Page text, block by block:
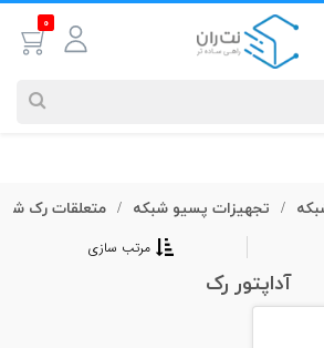
0
/ تجهیزات پسیو شبکه / متعلقات رک
مرتب سازی
آداپتور رک